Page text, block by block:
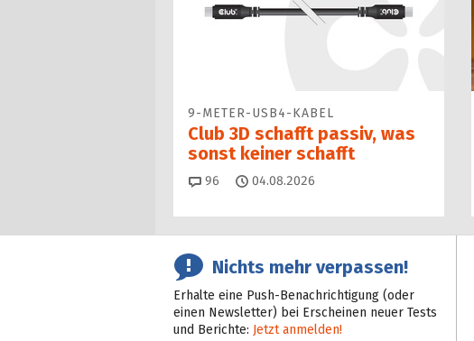
9-METER-USB4-KABEL
Club 3D schafft passiv, was
sonst keiner schafft
96 Kommentare
04.08.2026
Nichts mehr verpassen!
Erhalte eine Push-Benachrichtigung (oder
einen Newsletter) bei Erscheinen neuer Tests
und Berichte: Jetzt anmelden!